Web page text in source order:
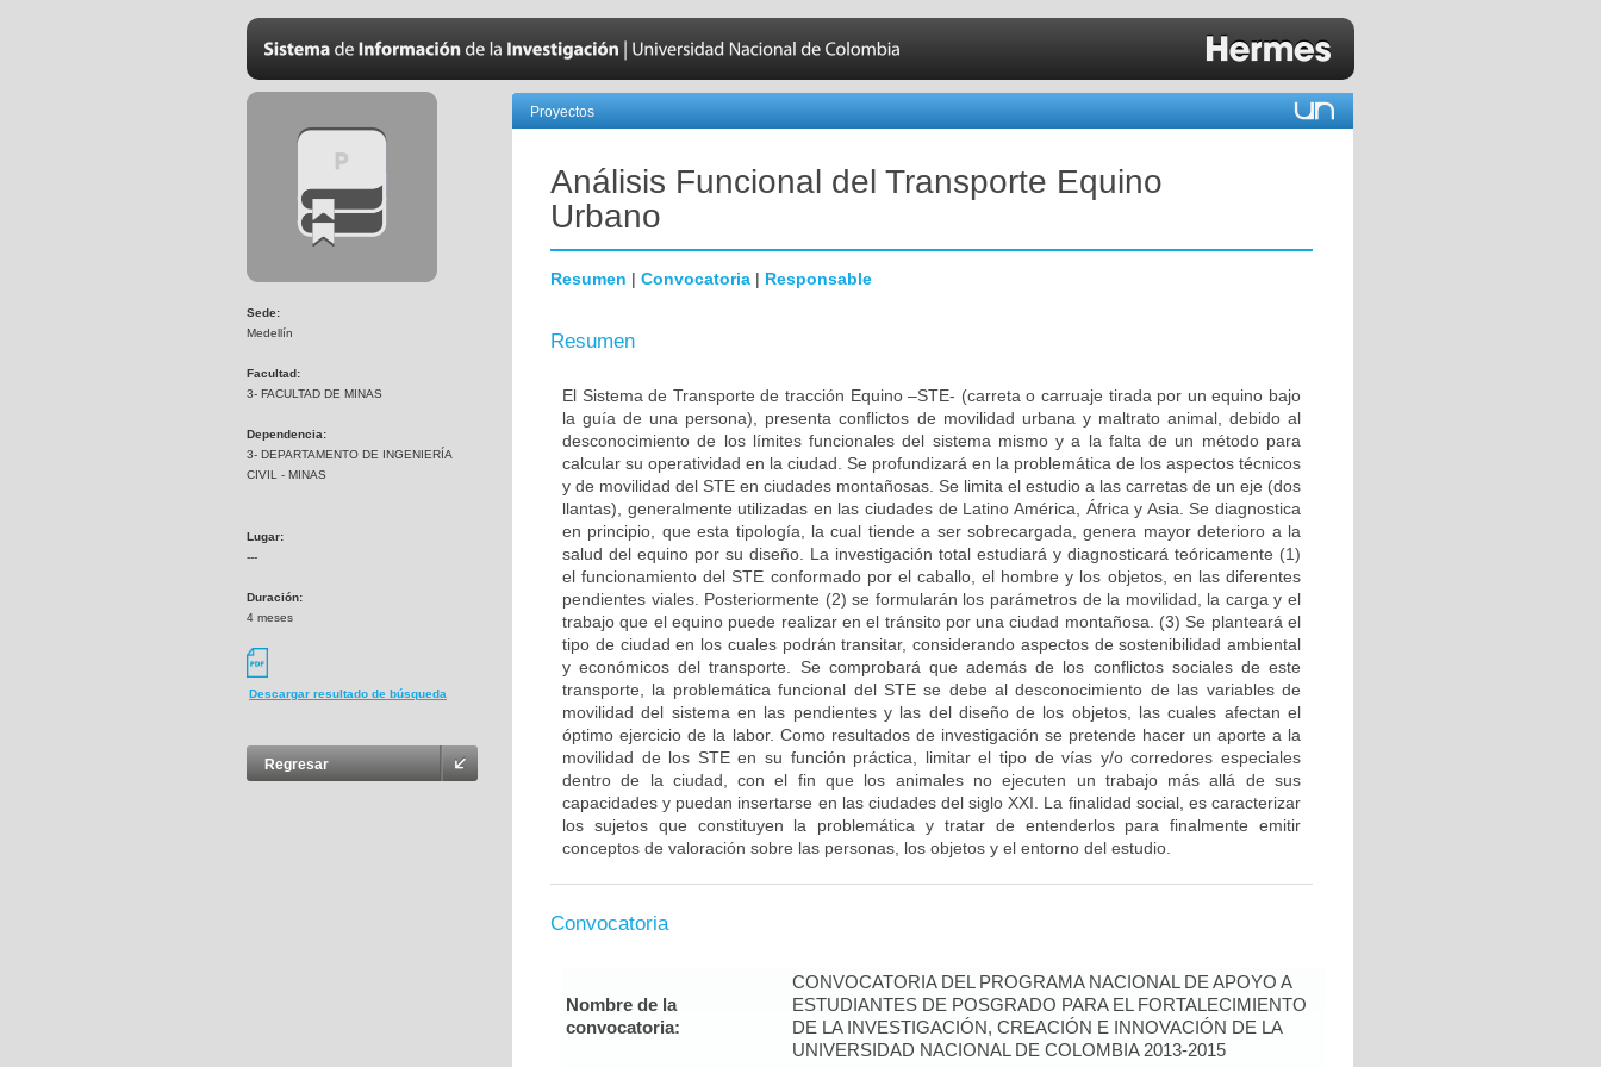
Sede:
Medellín
Facultad:
3- FACULTAD DE MINAS
Dependencia:
3- DEPARTAMENTO DE INGENIERÍA
CIVIL - MINAS
Lugar:
---
Duración:
4 meses
Descargar resultado de búsqueda
Regresar
Proyectos
Análisis Funcional del Transporte Equino
Urbano
Resumen | Convocatoria | Responsable
Resumen
El Sistema de Transporte de tracción Equino –STE- (carreta o carruaje tirada por un equino bajo
la guía de una persona), presenta conflictos de movilidad urbana y maltrato animal, debido al
desconocimiento de los límites funcionales del sistema mismo y a la falta de un método para
calcular su operatividad en la ciudad. Se profundizará en la problemática de los aspectos técnicos
y de movilidad del STE en ciudades montañosas. Se limita el estudio a las carretas de un eje (dos
llantas), generalmente utilizadas en las ciudades de Latino América, África y Asia. Se diagnostica
en principio, que esta tipología, la cual tiende a ser sobrecargada, genera mayor deterioro a la
salud del equino por su diseño. La investigación total estudiará y diagnosticará teóricamente (1)
el funcionamiento del STE conformado por el caballo, el hombre y los objetos, en las diferentes
pendientes viales. Posteriormente (2) se formularán los parámetros de la movilidad, la carga y el
trabajo que el equino puede realizar en el tránsito por una ciudad montañosa. (3) Se planteará el
tipo de ciudad en los cuales podrán transitar, considerando aspectos de sostenibilidad ambiental
y económicos del transporte. Se comprobará que además de los conflictos sociales de este
transporte, la problemática funcional del STE se debe al desconocimiento de las variables de
movilidad del sistema en las pendientes y las del diseño de los objetos, las cuales afectan el
óptimo ejercicio de la labor. Como resultados de investigación se pretende hacer un aporte a la
movilidad de los STE en su función práctica, limitar el tipo de vías y/o corredores especiales
dentro de la ciudad, con el fin que los animales no ejecuten un trabajo más allá de sus
capacidades y puedan insertarse en las ciudades del siglo XXI. La finalidad social, es caracterizar
los sujetos que constituyen la problemática y tratar de entenderlos para finalmente emitir
conceptos de valoración sobre las personas, los objetos y el entorno del estudio.
Convocatoria
Nombre de la
convocatoria:
CONVOCATORIA DEL PROGRAMA NACIONAL DE APOYO A
ESTUDIANTES DE POSGRADO PARA EL FORTALECIMIENTO
DE LA INVESTIGACIÓN, CREACIÓN E INNOVACIÓN DE LA
UNIVERSIDAD NACIONAL DE COLOMBIA 2013-2015